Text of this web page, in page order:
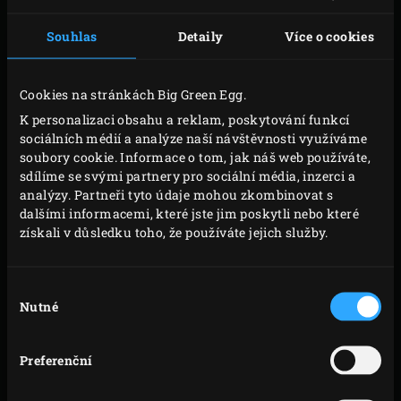
Souhlas Detaily Více o cookies
Cookies na stránkách Big Green Egg.
K personalizaci obsahu a reklam, poskytování funkcí
sociálních médií a analýze naší návštěvnosti využíváme
soubory cookie. Informace o tom, jak náš web používáte,
sdílíme se svými partnery pro sociální média, inzerci a
analýzy. Partneři tyto údaje mohou zkombinovat s
dalšími informacemi, které jste jim poskytli nebo které
získali v důsledku toho, že používáte jejich služby.
souhlasu
Nutné
Preferenční
teplotu 120 °C. Mezitím položte bůček kůží dolů na
prkénko. Prořízněte bůček vodorovně uprostřed, ale
neprořízněte ho úplně – nechte několik centimetrů
neporušených. Odložte stranou.
Na náplň otrhejte lístky rozmarýnu a tymiánu,
nasekejte je nadrobno a smíchejte. Pistácie
rozemelte v malém sekáčku. Oloupejte česnek a
stroužky nadrobno nasekejte nebo nastrouhejte.
Bůček položte kůží dolů na prkénko, rozložte maso
tymiánem a poté drcenými pistáciemi. Nad masem
jemně nastrouhejte kůru z limetky a posypte
bůček pokrytý mortadelou položte listy šalvěje ve